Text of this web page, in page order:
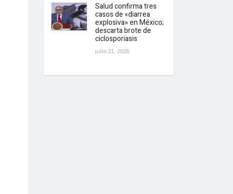
Salud confirma tres
casos de «diarrea
explosiva» en México;
descarta brote de
ciclosporiasis
julio 21, 2026